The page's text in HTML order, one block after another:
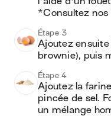
*Consultez
Étape 3
Ajoutez
brownie), puis
Étape 4
Ajoutez la
pincée de sel.
un mélange